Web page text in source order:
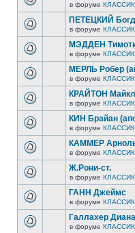
в форуме
ПЕТЕЦКИЙ
в форуме
МЭДДЕН
в форуме
МЕРЛЬ Робер
в форуме
КРАЙТОН Майкл
в форуме
КИН Брайан
в форуме
КАММЕР
в форуме
Ж.Рони-ст.
в форуме
ГАНН Джеймс
в форуме
Галлахер Диана
в форуме